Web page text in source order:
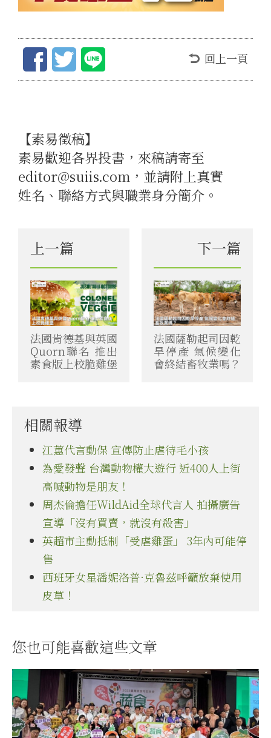
回上一頁
【素易徵稿】
素易歡迎各界投書，來稿請寄至
editor@suiis.com，並請附上真實
姓名、聯絡方式與職業身分簡介。
上一篇
法國肯德基與英國
Quorn聯名 推出
素食版上校脆雞堡
下一篇
法國薩勒起司因乾
旱停產 氣候變化
會終結畜牧業嗎？
相關報導
江蕙代言動保 宣傳防止虐待毛小孩
為愛發聲 台灣動物權大遊行 近400人上街
高喊動物是朋友！
周杰倫擔任WildAid全球代言人 拍攝廣告
宣導「沒有買賣，就沒有殺害」
英超市主動抵制「受虐雞蛋」 3年內可能停
售
西班牙女星潘妮洛普·克魯茲呼籲放棄使用
皮草！
您也可能喜歡這些文章